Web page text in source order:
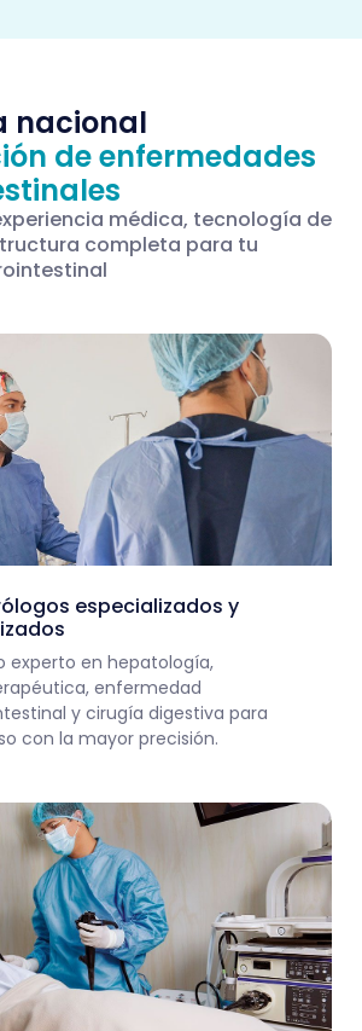
nacional
de enfermedades
médica, tecnología de
completa para tu
especializados y
experto en hepatología,
enfermedad
y cirugía digestiva para
con la mayor precisión.